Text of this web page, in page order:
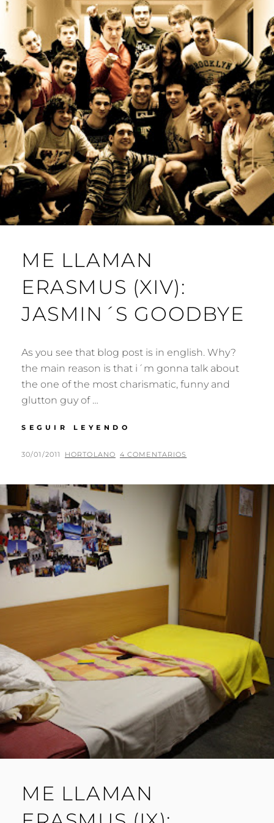
ME LLAMAN
ERASMUS (XIV):
JASMIN´S GOODBYE
As you see that blog post is in english. Why?
the main reason is that i´m gonna talk about
the one of the most charismatic, funny and
glutton guy of …
SEGUIR LEYENDO
ERASMUS
GOODBYE
PUBLICADO
30/01/2011 POR
HORTOLANO 4 COMENTARIOS
ME LLAMAN